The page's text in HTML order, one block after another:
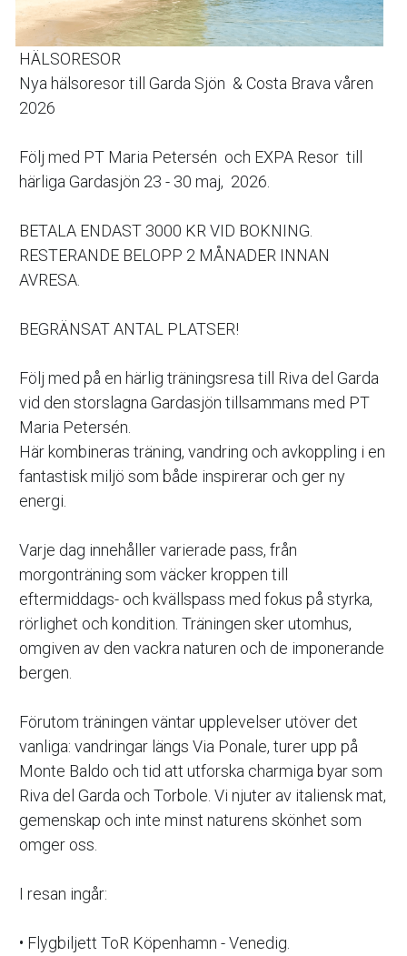
HÄLSORESOR
Nya hälsoresor till Garda Sjön  & Costa Brava våren
2026
Följ med PT Maria Petersén  och EXPA Resor  till
härliga Gardasjön 23 - 30 maj,  2026.
BETALA ENDAST 3000 KR VID BOKNING.
RESTERANDE BELOPP 2 MÅNADER INNAN
AVRESA.
BEGRÄNSAT ANTAL PLATSER!
Följ med på en härlig träningsresa till Riva del Garda
vid den storslagna Gardasjön tillsammans med PT
Maria Petersén.
Här kombineras träning, vandring och avkoppling i en
fantastisk miljö som både inspirerar och ger ny
energi.
Varje dag innehåller varierade pass, från
morgonträning som väcker kroppen till
eftermiddags- och kvällspass med fokus på styrka,
rörlighet och kondition. Träningen sker utomhus,
omgiven av den vackra naturen och de imponerande
bergen.
Förutom träningen väntar upplevelser utöver det
vanliga: vandringar längs Via Ponale, turer upp på
Monte Baldo och tid att utforska charmiga byar som
Riva del Garda och Torbole. Vi njuter av italiensk mat,
gemenskap och inte minst naturens skönhet som
omger oss.
I resan ingår:
• Flygbiljett ToR Köpenhamn - Venedig.